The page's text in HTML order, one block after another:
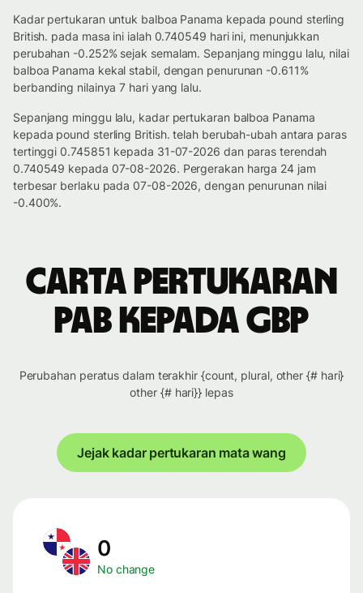
Kadar pertukaran untuk balboa Panama kepada pound sterling
British. pada masa ini ialah 0.740549 hari ini, menunjukkan
perubahan -0.252% sejak semalam. Sepanjang minggu lalu, nilai
balboa Panama kekal stabil, dengan penurunan -0.611%
berbanding nilainya 7 hari yang lalu.
Sepanjang minggu lalu, kadar pertukaran balboa Panama
kepada pound sterling British. telah berubah-ubah antara paras
tertinggi 0.745851 kepada 31-07-2026 dan paras terendah
0.740549 kepada 07-08-2026. Pergerakan harga 24 jam
terbesar berlaku pada 07-08-2026, dengan penurunan nilai
-0.400%.
Carta pertukaran
PAB kepada GBP
Perubahan peratus dalam terakhir {count, plural, other {# hari}
other {# hari}} lepas
Jejak kadar pertukaran mata wang
0
No change